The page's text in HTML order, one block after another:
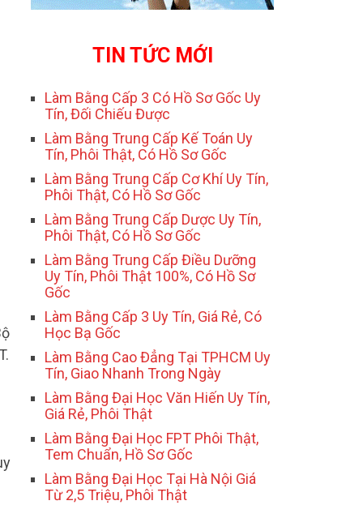
TIN TỨC MỚI
Làm Bằng Cấp 3 Có Hồ Sơ Gốc Uy
Tín, Đối Chiếu Được
Làm Bằng Trung Cấp Kế Toán Uy
Tín, Phôi Thật, Có Hồ Sơ Gốc
Làm Bằng Trung Cấp Cơ Khí Uy Tín,
Phôi Thật, Có Hồ Sơ Gốc
Làm Bằng Trung Cấp Dược Uy Tín,
Phôi Thật, Có Hồ Sơ Gốc
Làm Bằng Trung Cấp Điều Dưỡng
Uy Tín, Phôi Thật 100%, Có Hồ Sơ
Gốc
Làm Bằng Cấp 3 Uy Tín, Giá Rẻ, Có
Học Bạ Gốc
Làm Bằng Cao Đẳng Tại TPHCM Uy
Tín, Giao Nhanh Trong Ngày
Làm Bằng Đại Học Văn Hiến Uy Tín,
Giá Rẻ, Phôi Thật
Làm Bằng Đại Học FPT Phôi Thật,
Tem Chuẩn, Hồ Sơ Gốc
Làm Bằng Đại Học Tại Hà Nội Giá
Từ 2,5 Triệu, Phôi Thật